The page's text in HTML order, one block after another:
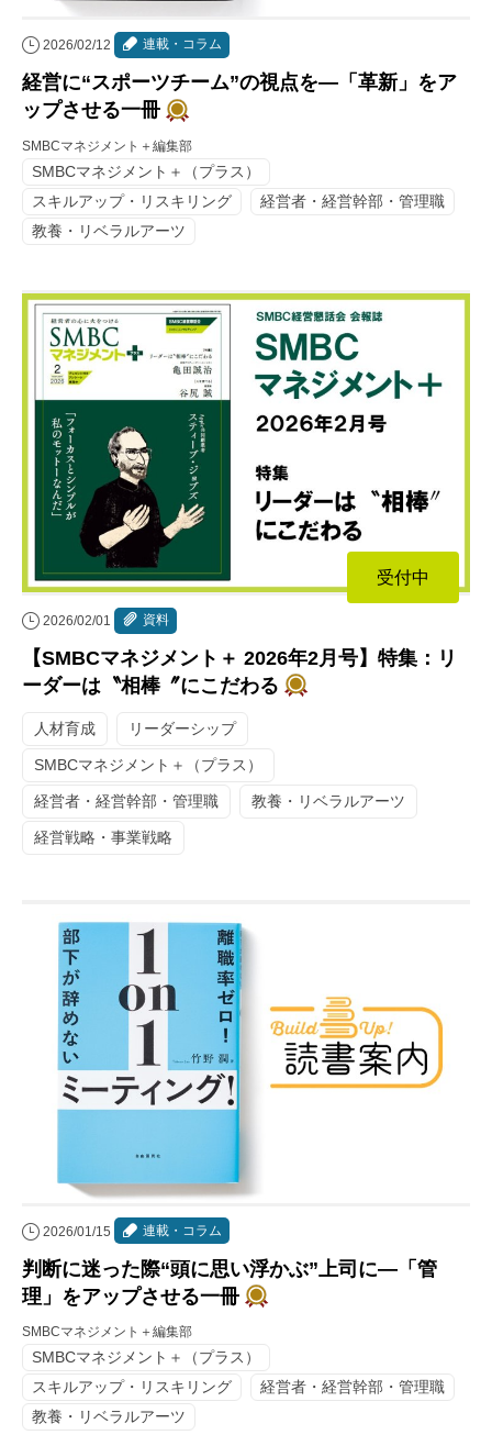
2026/02/12 連載・コラム
経営に“スポーツチーム”の視点を―「革新」をア
ップさせる一冊
SMBCマネジメント＋編集部
SMBCマネジメント＋（プラス）
スキルアップ・リスキリング
経営者・経営幹部・管理職
教養・リベラルアーツ
受付中
2026/02/01 資料
【SMBCマネジメント＋ 2026年2月号】特集：リ
ーダーは〝相棒〞にこだわる
人材育成 リーダーシップ
SMBCマネジメント＋（プラス）
経営者・経営幹部・管理職 教養・リベラルアーツ
経営戦略・事業戦略
2026/01/15 連載・コラム
判断に迷った際“頭に思い浮かぶ”上司に―「管
理」をアップさせる一冊
SMBCマネジメント＋編集部
SMBCマネジメント＋（プラス）
スキルアップ・リスキリング
経営者・経営幹部・管理職
教養・リベラルアーツ